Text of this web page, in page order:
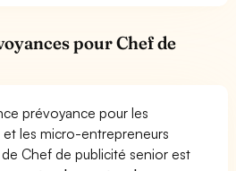
pour Chef de
prévoyance pour les
les micro-entrepreneurs
Chef de publicité senior est